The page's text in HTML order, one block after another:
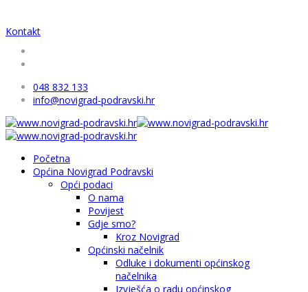
Kontakt
048 832 133
info@novigrad-podravski.hr
Početna
Općina Novigrad Podravski
Opći podaci
O nama
Povijest
Gdje smo?
Kroz Novigrad
Općinski načelnik
Odluke i dokumenti općinskog
načelnika
Izvješća o radu općinskog